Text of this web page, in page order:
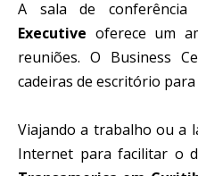
A sala de
Executive oferece um
reuniões. O Business
cadeiras de escritório
Viajando a trabalho ou a
Internet para facilitar o